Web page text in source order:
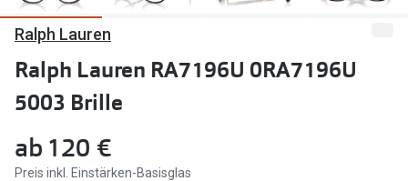
Marken
Ray-Ban
DbyD
Prada
Seen
Marken
Ralph Lauren
Ralph Lauren RA7196U 0RA7196U
5003 Brille
ab 120 €
Preis inkl. Einstärken-Basisglas